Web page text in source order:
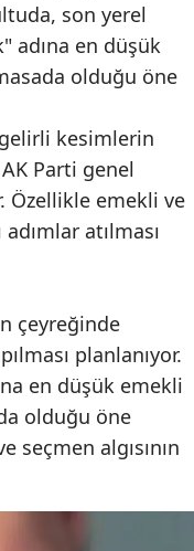
Giresun
Gümüşhane
Hatay
Isparta
Kars
Kastamonu
son yerel
adına en düşük
olduğu öne
kesimlerin
Parti genel
Özellikle emekli ve
atılması
çeyreğinde
planlanıyor.
en düşük emekli
olduğu öne
algısının